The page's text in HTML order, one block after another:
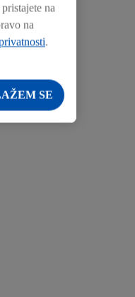
kroz na
na
.
SE